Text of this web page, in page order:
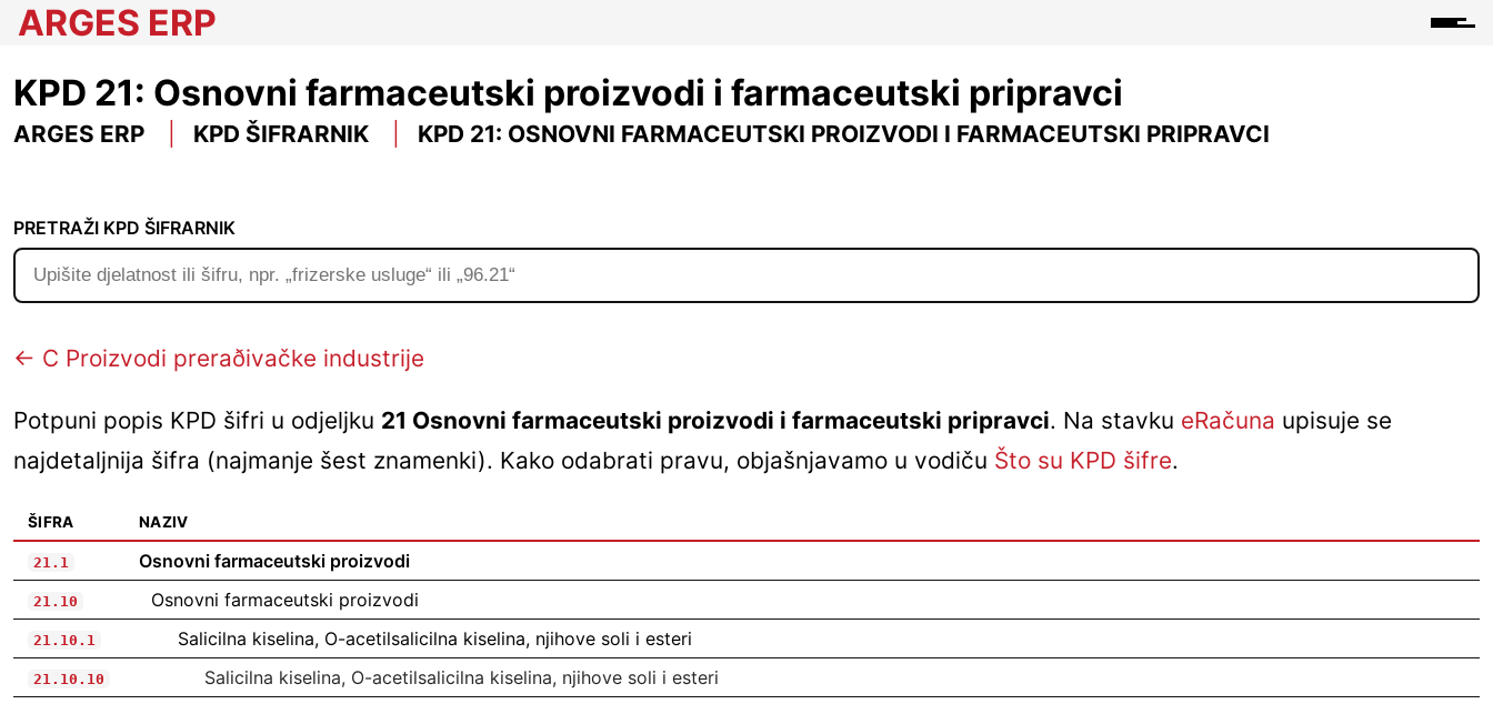
ARGES ERP
KPD 21: Osnovni farmaceutski proizvodi i farmaceutski pripravci
ARGES ERP KPD ŠIFRARNIK KPD 21: OSNOVNI FARMACEUTSKI PROIZVODI I FARMACEUTSKI PRIPRAVCI
PRETRAŽI KPD ŠIFRARNIK
← C Proizvodi preraðivačke industrije
Potpuni popis KPD šifri u odjeljku 21 Osnovni farmaceutski proizvodi i farmaceutski pripravci. Na stavku eRačuna upisuje se
najdetaljnija šifra (najmanje šest znamenki). Kako odabrati pravu, objašnjavamo u vodiču Što su KPD šifre.
ŠIFRA NAZIV
21.1 Osnovni farmaceutski proizvodi
21.10 Osnovni farmaceutski proizvodi
21.10.1 Salicilna kiselina, O-acetilsalicilna kiselina, njihove soli i esteri
21.10.10 Salicilna kiselina, O-acetilsalicilna kiselina, njihove soli i esteri